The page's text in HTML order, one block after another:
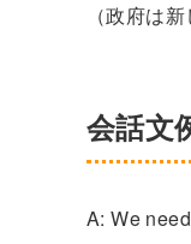
（政府は
会話文
A: We